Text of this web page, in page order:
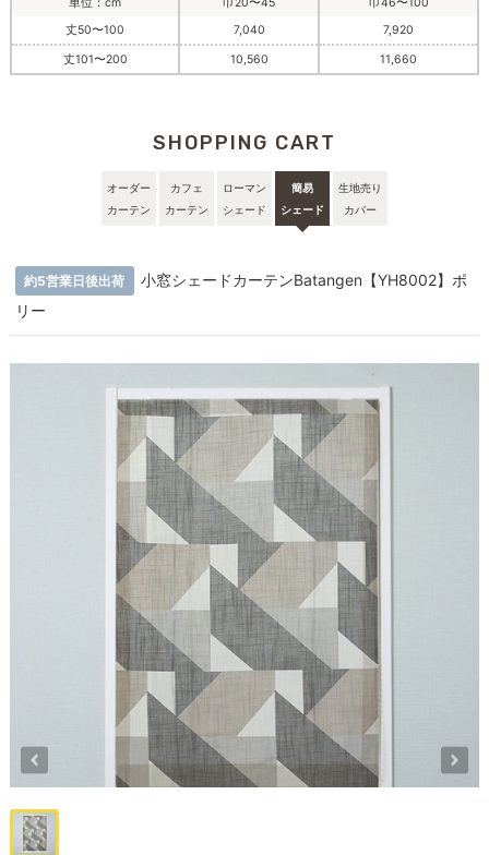
丈50〜100
7,040 7,920
丈101〜200 10,560 11,660
SHOPPING CART
オーダー
カーテン
カフェ
カーテン
ローマン
シェード
簡易
シェード
生地売り
カバー
約5営業日後出荷
小窓シェードカーテンBatangen【YH8002】ポ
リー